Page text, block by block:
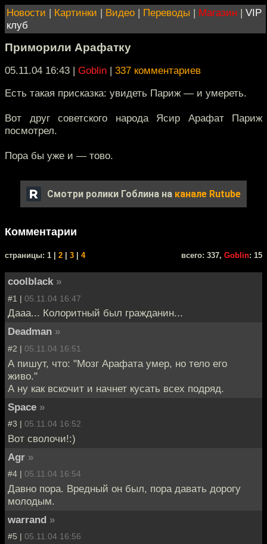
Новости | Картинки | Видео | Переводы | Магазин | VIP
клуб
Приморили Арафатку
05.11.04 16:43 | Goblin | 337 комментариев
Есть такая присказка: увидеть Париж — и умереть.
Вот друг советского народа Ясир Арафат Париж
посмотрел.
Пора бы уже и — тово.
Смотри ролики Гоблина на канале Rutube
Комментарии
cтраницы: 1 | 2 3 4 всего: 337, Goblin: 15
coolblack »
#1 | 05.11.04 16:47
Дааа... Колоритный был гражданин...
Deadman »
#2 | 05.11.04 16:51
А пишут, что: "Мозг Арафата умер, но тело его
живо."
А ну как вскочит и начнет кусать всех подряд.
Space »
#3 | 05.11.04 16:52
Вот сволочи!:)
Agr »
#4 | 05.11.04 16:54
Дaвно поpa. Вредный он был, пора давать дорогу
молодым.
warrand »
#5 | 05.11.04 16:56